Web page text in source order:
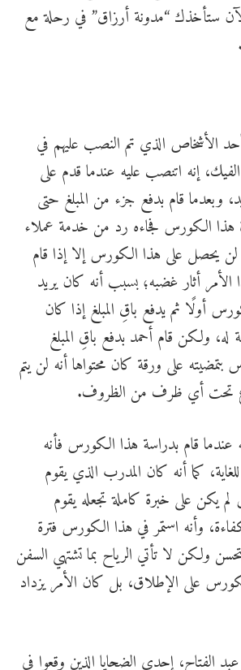
ستأخذك “مدونة أرزاق” في رحلة مع
الأشخاص الذي تم النصب عليهم في
إنه اتنصب عليه عندما قدم على
وبعدما قام بدفع جزء من المبلغ حتى
الكورس فجاءه رد من خدمة عملاء
لن يحصل على هذا الكورس إلا إذا قام
الأمر أثار غضبه؛ بسبب أنه كان يريد
أولًا ثم يدفع باقِ المبلغ إذا كان
ولكن قام أحمد بدفع باقِ المبلغ
على ورقة كان محتواها أنه لن يتم
تحت أي ظرف من الظروف.
قام بدراسة هذا الكورس فأنه
كما أنه كان المدرب الذي يقوم
يكن على خبرة كاملة تجعله يقوم
وأنه استمر في هذا الكورس فترة
ولكن لا تأتي الرياح بما تشتهي السفن
على الإطلاق، بل كان الأمر يزداد
الفتاح، إحدى الضحايا الذين وقعوا في